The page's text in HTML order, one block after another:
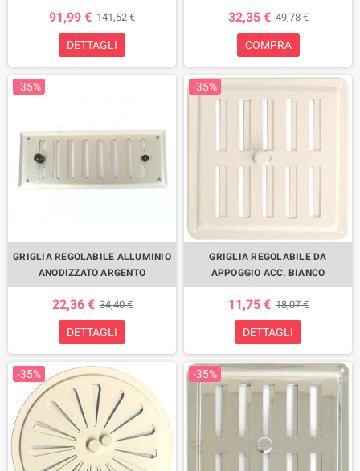
91,99 € 141,52 €
DETTAGLI
32,35 € 49,78 €
COMPRA
-35%
GRIGLIA REGOLABILE ALLUMINIO
ANODIZZATO ARGENTO
22,36 € 34,40 €
DETTAGLI
-35%
GRIGLIA REGOLABILE DA
APPOGGIO ACC. BIANCO
11,75 € 18,07 €
DETTAGLI
-35% -35%